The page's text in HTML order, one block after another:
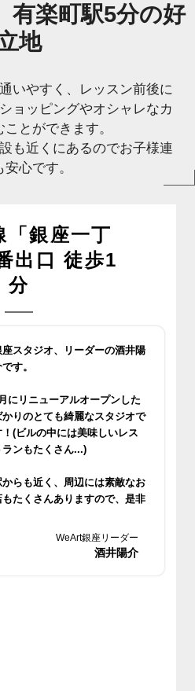
有楽町駅5分の好
地
いやすく、レッスン前後に
ョッピングやオシャレなカ
とができます。
も近くにあるのでお子様連
安心です。
「銀座一丁
出口 徒歩1
分
座スタジオ、リーダーの酒井陽
す。
にリニューアルオープンした
かりのとても綺麗なスタジオで
！(ビルの中には美味しいレス
ランもたくさん...)
からも近く、周辺には素敵なお
もたくさんありますので、是非
WeArt銀座リーダー
酒井陽介